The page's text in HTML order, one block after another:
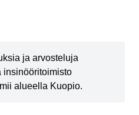
ja arvosteluja
insinööritoimisto
alueella Kuopio.